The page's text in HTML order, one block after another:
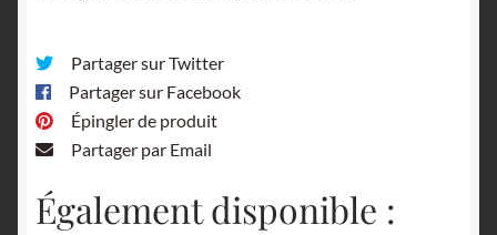
Partager sur Twitter
Partager sur Facebook
Épingler de produit
Partager par Email
Également disponible :